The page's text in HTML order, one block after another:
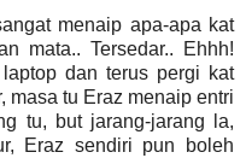
menaip apa-apa kat
mata.. Tersedar.. Ehhh!
dan terus pergi kat
masa tu Eraz menaip entri
tu, but jarang-jarang la,
Eraz sendiri pun boleh